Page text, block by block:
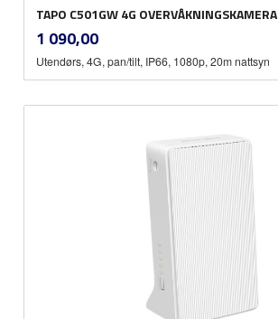
TAPO C501GW 4G OVERVÅKNINGSKAMERA
Pris
1 090,00mva.
Utendørs, 4G, pan/tilt, IP66, 1080p, 20m nattsyn